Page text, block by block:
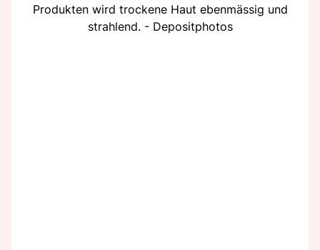
Produkten wird trockene Haut ebenmässig und
strahlend. - Depositphotos